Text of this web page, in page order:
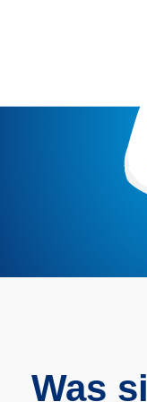
Was